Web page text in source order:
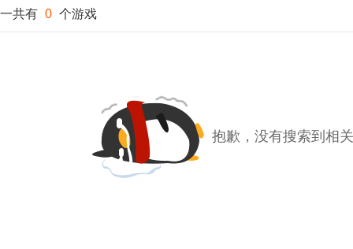
一共有 0 个游戏
抱歉，没有搜索到相